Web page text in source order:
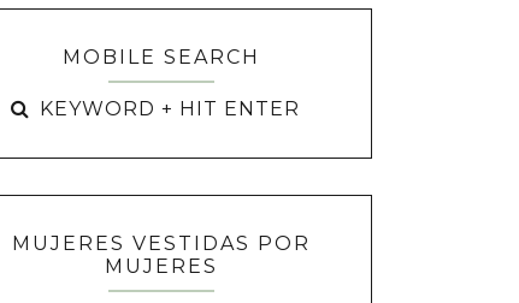
MOBILE SEARCH
MUJERES VESTIDAS POR
MUJERES